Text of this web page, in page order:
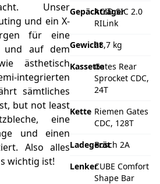
Unser
und ein X-
für eine
und auf dem
ästhetisch
integrierten
sämtliches
but not least
eine
und einen
Also alles
wichtig ist!
Gepäckträger
ACID SIC 2.0
RILink
Gewicht28,7 kg
KassetteGates Rear
Sprocket CDC,
24T
Kette Riemen Gates
CDC, 128T
LadegerätBosch 2A
LenkerCUBE Comfort
Shape Bar